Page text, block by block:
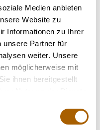
Medien anbieten
Website zu
Informationen zu Ihrer
unsere Partner für
weiter. Unsere
möglicherweise mit
ihnen bereitgestellt
Moonbow 112 IX
Limonen,
Nicht verfügbar